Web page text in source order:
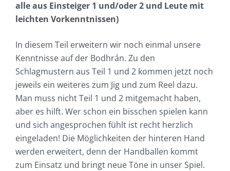
alle aus Einsteiger 1 und/oder 2 und Leute mit
leichten Vorkenntnissen)
In diesem Teil erweitern wir noch einmal unsere
Kenntnisse auf der Bodhrán. Zu den
Schlagmustern aus Teil 1 und 2 kommen jetzt noch
jeweils ein weiteres zum Jig und zum Reel dazu.
Man muss nicht Teil 1 und 2 mitgemacht haben,
aber es hilft. Wer schon ein bisschen spielen kann
und sich angesprochen fühlt ist recht herzlich
eingeladen! Die Möglichkeiten der hinteren Hand
werden erweitert, denn der Handballen kommt
zum Einsatz und bringt neue Töne in unser Spiel.